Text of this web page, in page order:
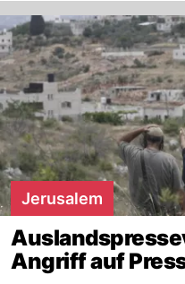
Jerusalem
Angriff auf